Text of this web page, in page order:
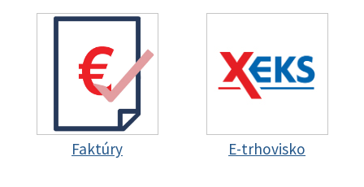
Faktúry E-trhovisko